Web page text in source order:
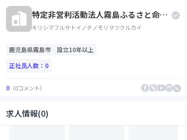
特定非営利活動法人霧島ふるさと命の森をつくる会
キリシマフルサトイノチノモリヲツクルカイ
鹿児島県霧島市
設立10年以上
正社员人数： 0
0 （0コメント）
求人情報(0)